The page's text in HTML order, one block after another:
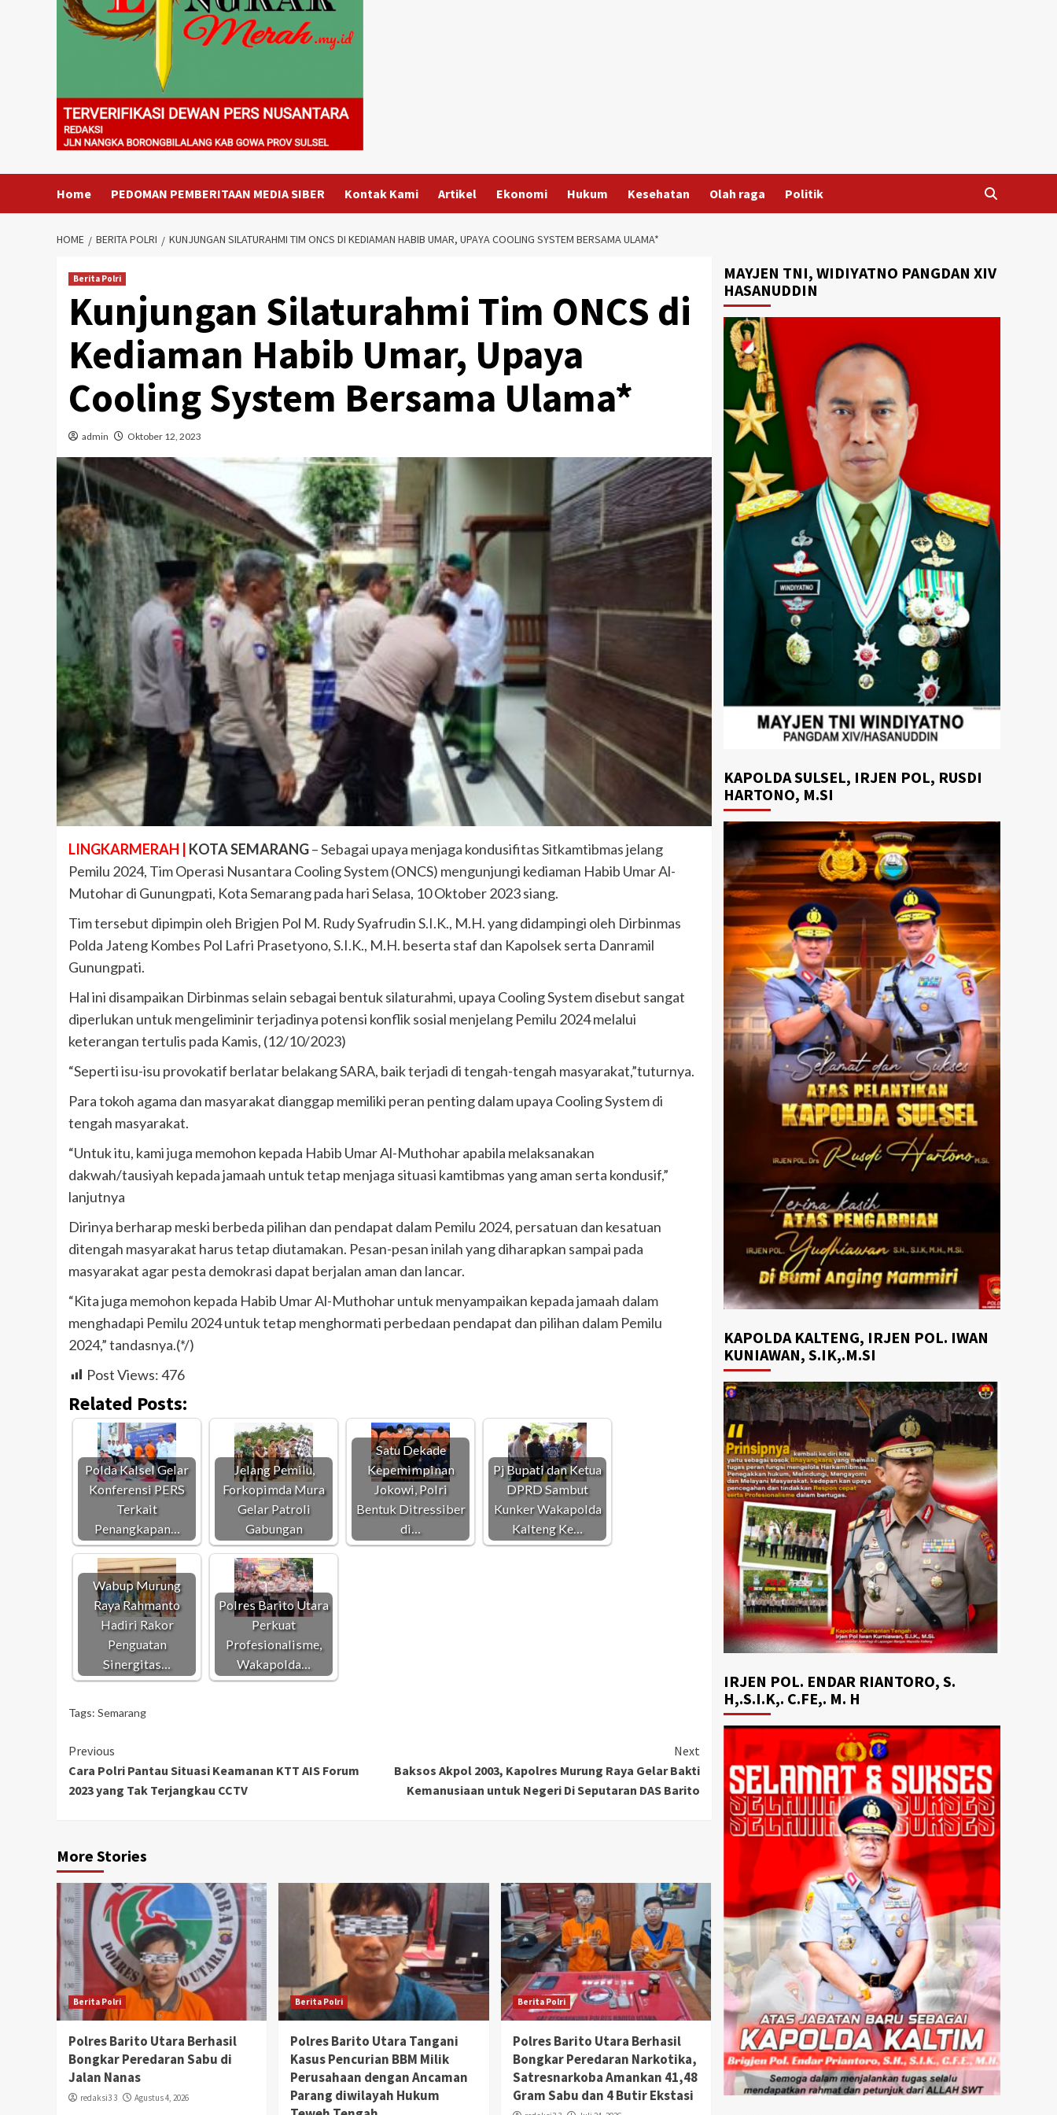
Home PEDOMAN PEMBERITAAN MEDIA SIBER Kontak Kami Artikel Ekonomi Hukum Kesehatan Olah raga Politik
HOME BERITA POLRI KUNJUNGAN SILATURAHMI TIM ONCS DI KEDIAMAN HABIB UMAR, UPAYA COOLING SYSTEM BERSAMA ULAMA*
Berita Polri
Kunjungan Silaturahmi Tim ONCS di
Kediaman Habib Umar, Upaya
Cooling System Bersama Ulama*
admin Oktober 12, 2023
LINGKARMERAH | KOTA SEMARANG– Sebagai upaya menjaga kondusifitas Sitkamtibmas jelang
Pemilu 2024, Tim Operasi Nusantara Cooling System (ONCS) mengunjungi kediaman Habib Umar Al-
Mutohar di Gunungpati, Kota Semarang pada hari Selasa, 10 Oktober 2023 siang.
Tim tersebut dipimpin oleh Brigjen Pol M. Rudy Syafrudin S.I.K., M.H. yang didampingi oleh Dirbinmas
Polda Jateng Kombes Pol Lafri Prasetyono, S.I.K., M.H. beserta staf dan Kapolsek serta Danramil
Gunungpati.
Hal ini disampaikan Dirbinmas selain sebagai bentuk silaturahmi, upaya Cooling System disebut sangat
diperlukan untuk mengeliminir terjadinya potensi konflik sosial menjelang Pemilu 2024 melalui
keterangan tertulis pada Kamis, (12/10/2023)
“Seperti isu-isu provokatif berlatar belakang SARA, baik terjadi di tengah-tengah masyarakat,”tuturnya.
Para tokoh agama dan masyarakat dianggap memiliki peran penting dalam upaya Cooling System di
tengah masyarakat.
“Untuk itu, kami juga memohon kepada Habib Umar Al-Muthohar apabila melaksanakan
dakwah/tausiyah kepada jamaah untuk tetap menjaga situasi kamtibmas yang aman serta kondusif,”
lanjutnya
Dirinya berharap meski berbeda pilihan dan pendapat dalam Pemilu 2024, persatuan dan kesatuan
ditengah masyarakat harus tetap diutamakan. Pesan-pesan inilah yang diharapkan sampai pada
masyarakat agar pesta demokrasi dapat berjalan aman dan lancar.
“Kita juga memohon kepada Habib Umar Al-Muthohar untuk menyampaikan kepada jamaah dalam
menghadapi Pemilu 2024 untuk tetap menghormati perbedaan pendapat dan pilihan dalam Pemilu
2024,” tandasnya.(*/)
Post Views:476
Related Posts:
Polda Kalsel Gelar
Konferensi PERS
Terkait
Penangkapan…
Jelang Pemilu,
Forkopimda Mura
Gelar Patroli
Gabungan
Satu Dekade
Kepemimpinan
Jokowi, Polri
Bentuk Ditressiber
di…
Pj Bupati dan Ketua
DPRD Sambut
Kunker Wakapolda
Kalteng Ke…
Wabup Murung
Raya Rahmanto
Hadiri Rakor
Penguatan
Sinergitas…
Polres Barito Utara
Perkuat
Profesionalisme,
Wakapolda…
Tags: Semarang
Continue
Reading
Previous
Cara Polri Pantau Situasi Keamanan KTT AIS Forum
2023 yang Tak Terjangkau CCTV
Next
Baksos Akpol 2003, Kapolres Murung Raya Gelar Bakti
Kemanusiaan untuk Negeri Di Seputaran DAS Barito
More Stories
Berita Polri
Polres Barito Utara Berhasil
Bongkar Peredaran Sabu di
Jalan Nanas
redaksi3 3 Agustus 4, 2026
Berita Polri
Polres Barito Utara Tangani
Kasus Pencurian BBM Milik
Perusahaan dengan Ancaman
Parang diwilayah Hukum
Berita Polri
Polres Barito Utara Berhasil
Bongkar Peredaran Narkotika,
Satresnarkoba Amankan 41,48
Gram Sabu dan 4 Butir Ekstasi
MAYJEN TNI, WIDIYATNO PANGDAN XIV
HASANUDDIN
KAPOLDA SULSEL, IRJEN POL, RUSDI
HARTONO, M.SI
KAPOLDA KALTENG, IRJEN POL. IWAN
KUNIAWAN, S.IK,.M.SI
IRJEN POL. ENDAR RIANTORO, S.
H,.S.I.K,. C.FE,. M. H